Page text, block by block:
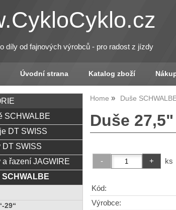
díly od fajnových výrobců - pro radost z jízdy
Úvodní strana Katalog zboží
Home Duše
Duše
ks
Kód:
Výrobce:
SCHWALBE
DT SWISS
DT SWISS
a řazení JAGWIRE
SCHWALBE
29“